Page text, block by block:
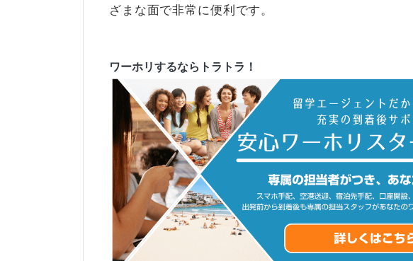
ざまな面で非常に便利です。
ワーホリするならトラトラ！